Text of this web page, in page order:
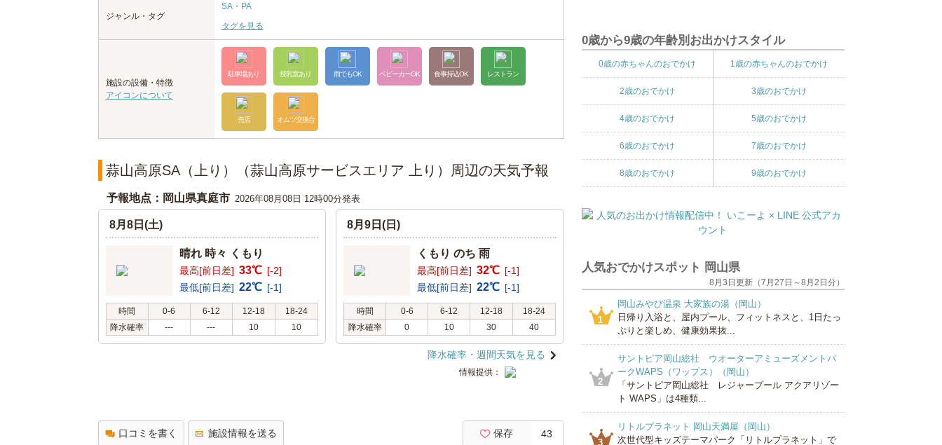
ジャンル・タグ
SA・PA
タグを見る
施設の設備・特徴
アイコンについて
駐車場あり 授乳室あり 雨でもOK ベビーカーOK 食事持込OK レストラン
売店 オムツ交換台
蒜山高原SA（上り）（蒜山高原サービスエリア 上り）周辺の天気予報
予報地点：岡山県真庭市 2026年08月08日 12時00分発表
8月8日(土)
晴れ 時々 くもり
最高[前日差] 33℃ [-2]
最低[前日差] 22℃ [-1]
時間 0-6 6-12 12-18
18-24
降水確率
--- --- 10 10
8月9日(日)
くもり のち 雨
最高[前日差] 32℃ [-1]
最低[前日差] 22℃ [-1]
時間 0-6 6-12 12-18
18-24
降水確率
0 10 30 40
降水確率・週間天気を見る
情報提供：
口コミを書く 施設情報を送る 保存 43
0歳から9歳の年齢別お出かけスタイル
0歳の赤ちゃんのおでかけ 1歳の赤ちゃんのおでかけ
2歳のおでかけ 3歳のおでかけ
4歳のおでかけ 5歳のおでかけ
6歳のおでかけ 7歳のおでかけ
8歳のおでかけ 9歳のおでかけ
人気おでかけスポット 岡山県
8月3日更新（7月27日～8月2日分）
1
岡山みやび温泉 大家族の湯（岡山）
日帰り入浴と、屋内プール、フィットネスと、1日たっ
ぷりと楽しめ、健康効果抜...
2
サントピア岡山総社 ウオーターアミューズメントパ
ークWAPS（ワップス）（岡山）
「サントピア岡山総社 レジャープール アクアリゾー
ト WAPS」は4種類...
3
リトルプラネット 岡山天満屋（岡山）
次世代型キッズテーマパーク「リトルプラネット」で